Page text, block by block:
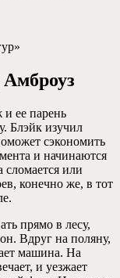
ее парень
Блэйк изучил
сэкономить
и начинаются
или
конечно же, в тот
прямо в лесу,
Вдруг на поляну,
машина. На
и уезжает